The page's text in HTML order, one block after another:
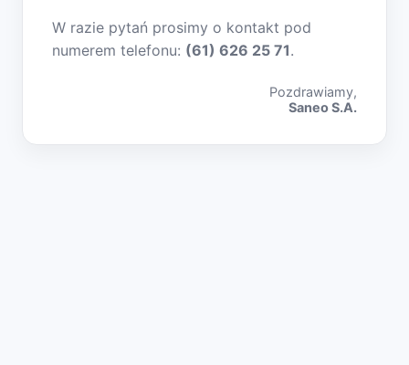
W razie pytań prosimy o kontakt pod
numerem telefonu: (61) 626 25 71.
Pozdrawiamy,
Saneo S.A.